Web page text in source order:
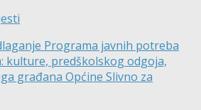
Programa javnih potreba
kulture, predškolskog odgoja,
građana Općine Slivno za